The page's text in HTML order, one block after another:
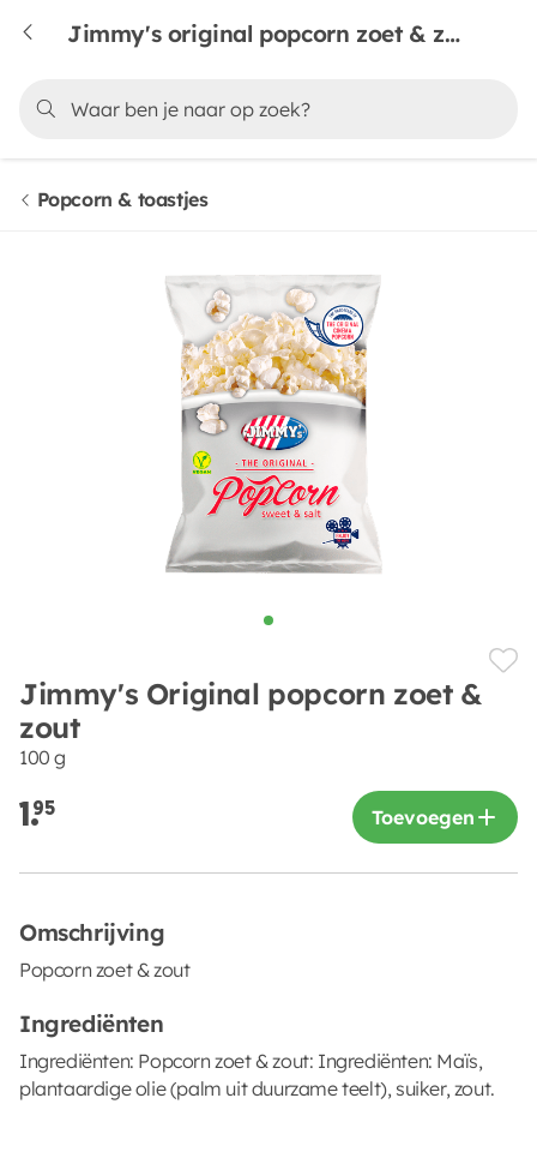
Jimmy's original popcorn zoet & zout
Popcorn & toastjes
Jimmy's Original popcorn zoet &
zout
100 g
1.95 Toevoegen
Omschrijving
Popcorn zoet & zout
Ingrediënten
Ingrediënten: Popcorn zoet & zout: Ingrediënten: Maïs,
plantaardige olie (palm uit duurzame teelt), suiker, zout.